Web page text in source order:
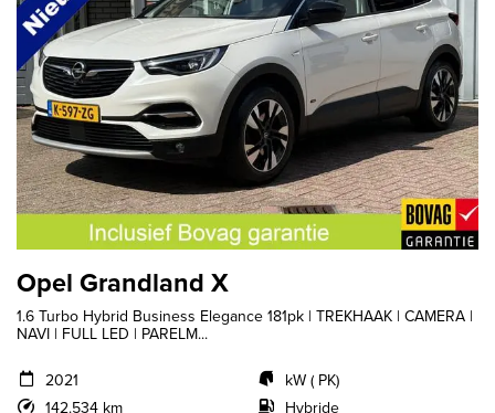
Opel Grandland X
1.6 Turbo Hybrid Business Elegance 181pk | TREKHAAK | CAMERA |
NAVI | FULL LED | PARELM...
2021
142.534 km
kW ( PK)
Hybride